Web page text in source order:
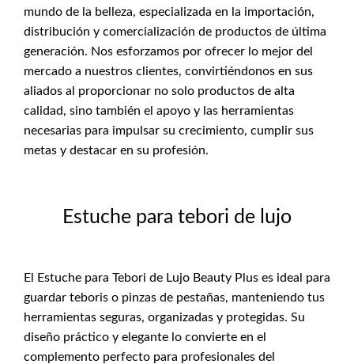
mundo de la belleza, especializada en la importación,
distribución y comercialización de productos de última
generación. Nos esforzamos por ofrecer lo mejor del
mercado a nuestros clientes, convirtiéndonos en sus
aliados al proporcionar no solo productos de alta
calidad, sino también el apoyo y las herramientas
necesarias para impulsar su crecimiento, cumplir sus
metas y destacar en su profesión.
Estuche para tebori de lujo
El Estuche para Tebori de Lujo Beauty Plus es ideal para
guardar teboris o pinzas de pestañas, manteniendo tus
herramientas seguras, organizadas y protegidas. Su
diseño práctico y elegante lo convierte en el
complemento perfecto para profesionales del